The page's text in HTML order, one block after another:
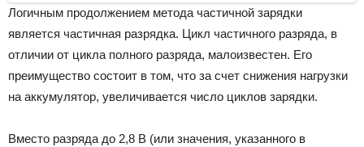
Логичным продолжением метода частичной зарядки
является частичная разрядка. Цикл частичного разряда, в
отличии от цикла полного разряда, малоизвестен. Его
преимущество состоит в том, что за счет снижения нагрузки
на аккумулятор, увеличивается число циклов зарядки.
Вместо разряда до 2,8 В (или значения, указанного в